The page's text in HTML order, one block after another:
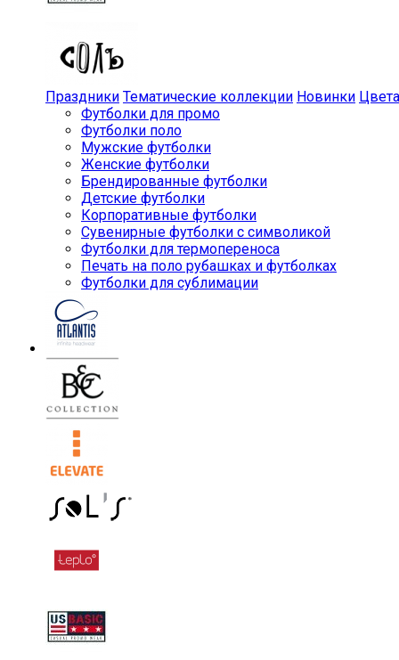
Праздники Тематические коллекции Новинки Цвета
Футболки для промо
Футболки поло
Мужские футболки
Женские футболки
Брендированные футболки
Детские футболки
Корпоративные футболки
Сувенирные футболки с символикой
Футболки для термопереноса
Печать на поло рубашках и футболках
Футболки для сублимации